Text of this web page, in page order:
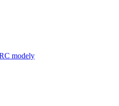
modely